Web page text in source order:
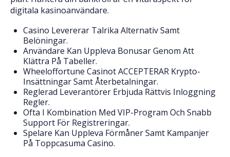
digitala kasinoanvändare.
Casino Levererar Talrika Alternativ Samt
Belöningar.
Användare Kan Uppleva Bonusar Genom Att
Klättra På Tabeller.
Wheeloffortune Casinot ACCEPTERAR Krypto-
Insättningar Samt Återbetalningar.
Reglerad Leverantörer Erbjuda Rättvis Inloggning
Regler.
Ofta I Kombination Med VIP-Program Och Snabb
Support För Registreringar.
Spelare Kan Uppleva Förmåner Samt Kampanjer
På Toppcasuma Casino.